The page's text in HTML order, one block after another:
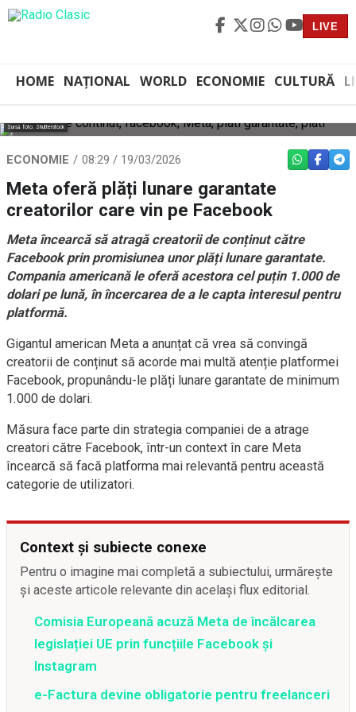
LIVE
HOME NAȚIONAL WORLD ECONOMIE CULTURĂ
Sursă foto: Shutterstock
ECONOMIE 08:29 / 19/03/2026 WHATSAPP
Meta oferă plăți lunare garantate
creatorilor care vin pe Facebook
Meta încearcă să atragă creatorii de conținut către
Facebook prin promisiunea unor plăți lunare garantate.
Compania americană le oferă acestora cel puțin 1.000 de
dolari pe lună, în încercarea de a le capta interesul pentru
platformă.
Gigantul american Meta a anunțat că vrea să convingă
creatorii de conținut să acorde mai multă atenție platformei
Facebook, propunându-le plăți lunare garantate de minimum
1.000 de dolari.
Măsura face parte din strategia companiei de a atrage
creatori către Facebook, într-un context în care Meta
încearcă să facă platforma mai relevantă pentru această
categorie de utilizatori.
Context și subiecte conexe
Pentru o imagine mai completă a subiectului, urmărește
și aceste articole relevante din același flux editorial.
Comisia Europeană acuză Meta de încălcarea
legislației UE prin funcțiile Facebook și
Instagram
e-Factura devine obligatorie pentru freelanceri